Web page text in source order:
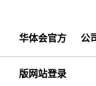
华体会官方
版网站登录
公